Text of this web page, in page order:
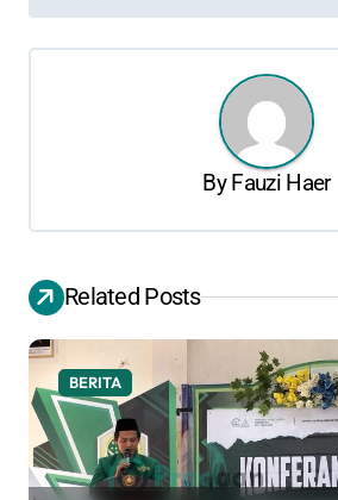
g
t
i
o
n
ByFauzi Haer
Related Posts
BERITA